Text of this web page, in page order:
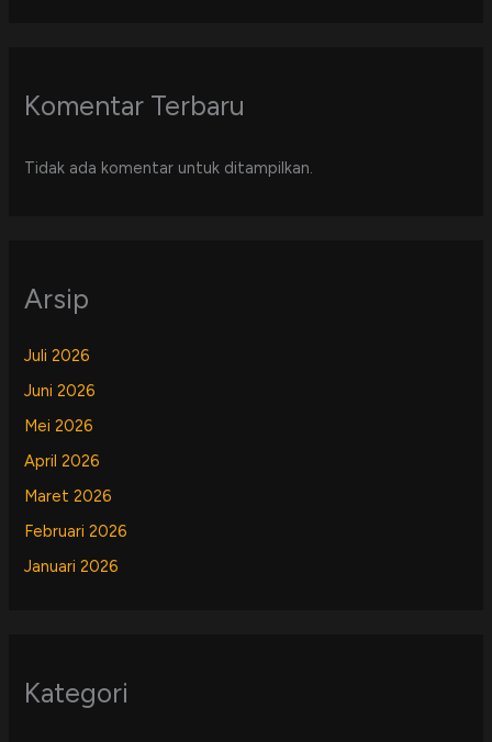
Komentar Terbaru
Tidak ada komentar untuk ditampilkan.
Arsip
Juli 2026
Juni 2026
Mei 2026
April 2026
Maret 2026
Februari 2026
Januari 2026
Kategori